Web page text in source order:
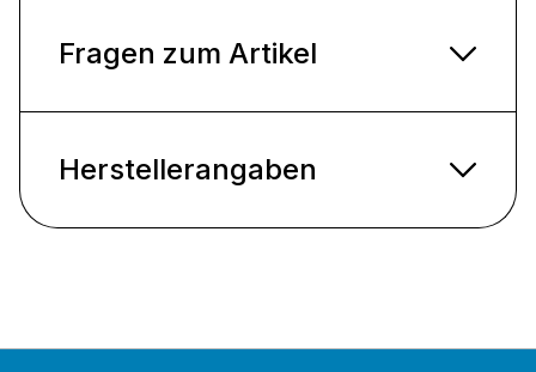
Fragen zum Artikel
Herstellerangaben